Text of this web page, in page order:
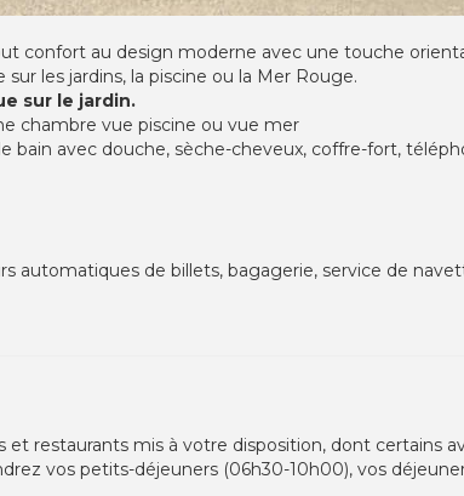
confort au design moderne avec une touche
les jardins, la piscine ou la Mer Rouge.
sur le jardin.
chambre vue piscine ou vue mer
bain avec douche, sèche-cheveux, coffre-fort,
automatiques de billets, bagagerie, service de
restaurants mis à votre disposition, dont certains
vos petits-déjeuners (06h30-10h00), vos